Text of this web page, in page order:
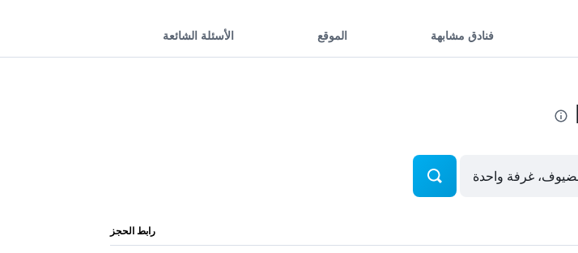
فنادق مشابهة الموقع الأسئلة الشائعة
رابط الحجز